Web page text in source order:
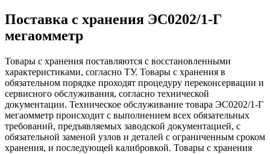
Поставка с хранения ЭС0202/1-Г
мегаомметр
Товары с хранения поставляются с восстановленными
характеристиками, согласно ТУ. Товары с хранения в
обязательном порядке проходят процедуру переконсервации и
сервисного обслуживания, согласно технической
документации. Техническое обслуживание товара ЭС0202/1-Г
мегаомметр происходит с выполнением всех обязательных
требований, предъявляемых заводской документацией, с
обязательной заменой узлов и деталей с ограниченным сроком
хранения, и последующей калибровкой. Товары с хранения